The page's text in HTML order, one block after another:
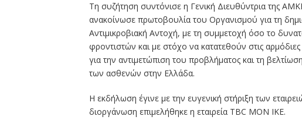
Τη συζήτηση συντόνισε η Γενική Διευθύντρια της
ανακοίνωσε πρωτοβουλία του Οργανισμού για τη
Αντιμικροβιακή Αντοχή, με τη συμμετοχή όσο το
φροντιστών και με στόχο να κατατεθούν στις
για την αντιμετώπιση του προβλήματος και τη
των ασθενών στην Ελλάδα.
Η εκδήλωση έγινε με την ευγενική στήριξη των
διοργάνωση επιμελήθηκε η εταιρεία TBC MON IKE.